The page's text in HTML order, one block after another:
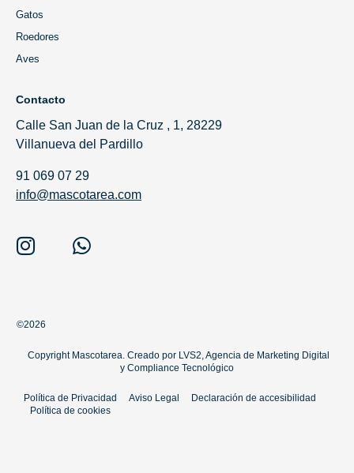
Gatos
Roedores
Aves
Contacto
Calle San Juan de la Cruz , 1, 28229
Villanueva del Pardillo
91 069 07 29
info@mascotarea.com
©2026
Copyright Mascotarea. Creado porLVS2, Agencia de Marketing Digital
y Compliance Tecnológico
Política de Privacidad Aviso Legal
Declaración de accesibilidad
Política de cookies